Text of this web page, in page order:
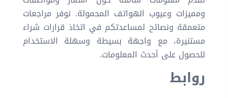
ومميزات وعيوب الهواتف المحمولة. نوفر مراجعات
متعمقة ونصائح لمساعدتكم في اتخاذ قرارات شراء
مستنيرة، مع واجهة بسيطة وسهلة الاستخدام
للحصول على أحدث المعلومات.
روابط